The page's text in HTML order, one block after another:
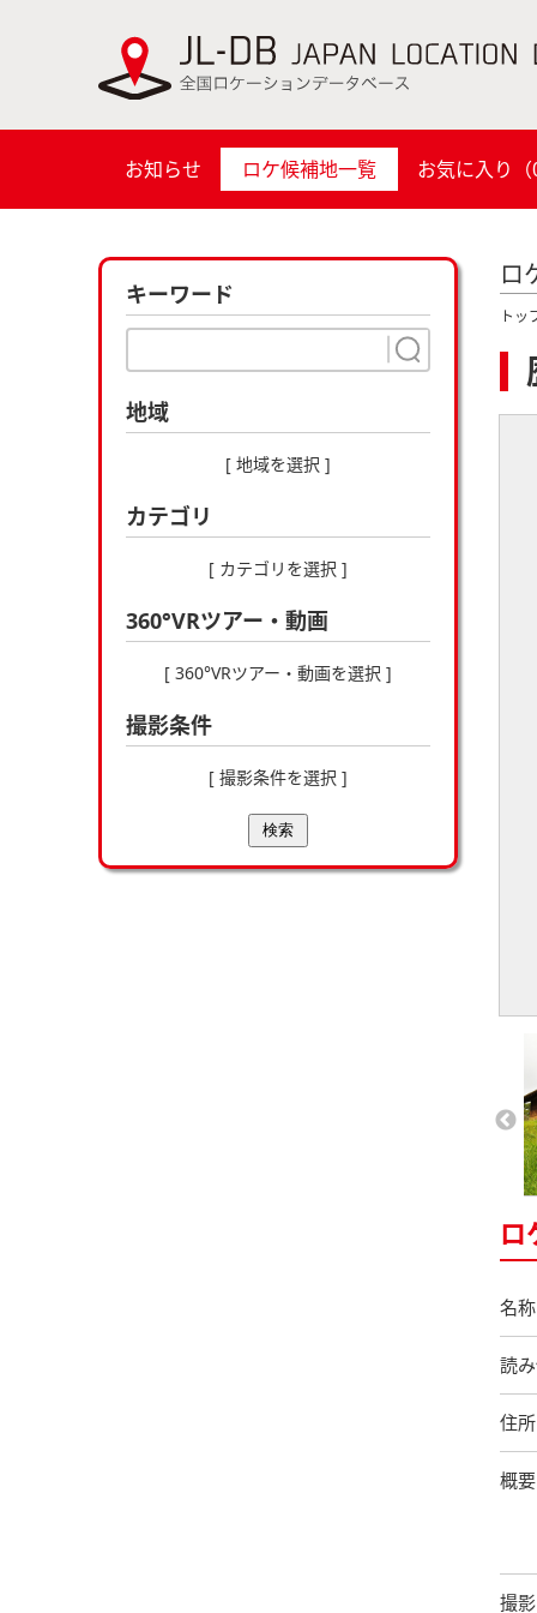
お知らせ ロケ候補地一覧 お気に入り（
キーワード
地域
[ 地域を選択 ]
カテゴリ
[ カテゴリを選択 ]
360°VRツアー・動画
[ 360°VRツアー・動画を選択 ]
撮影条件
[ 撮影条件を選択 ]
検索
ロ
トッ
ロ
名称
読
住所
概要
撮